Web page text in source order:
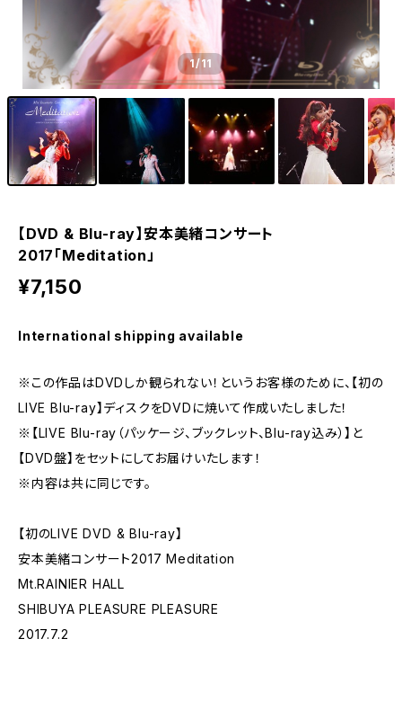
1/11
【DVD & Blu-ray】安本美緒コンサート
2017「Meditation」
¥7,150
International shipping available
※この作品はDVDしか観られない！というお客様のために、【初の
LIVE Blu-ray】ディスクをDVDに焼いて作成いたしました！
※【LIVE Blu-ray（パッケージ、ブックレット、Blu-ray込み）】と
【DVD盤】をセットにしてお届けいたします！
※内容は共に同じです。
【初のLIVE DVD & Blu-ray】
安本美緒コンサート2017 Meditation
Mt.RAINIER HALL
SHIBUYA PLEASURE PLEASURE
2017.7.2